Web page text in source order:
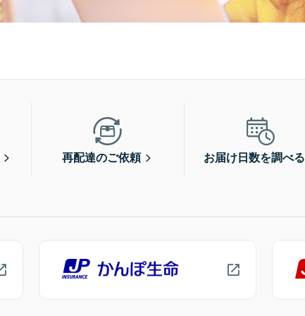
再配達のご依頼 お届け日数を調べる